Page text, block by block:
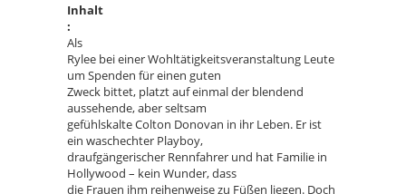
Inhalt
:
Als
Rylee bei einer Wohltätigkeitsveranstaltung Leute
um Spenden für einen guten
Zweck bittet, platzt auf einmal der blendend
aussehende, aber seltsam
gefühlskalte Colton Donovan in ihr Leben. Er ist
ein waschechter Playboy,
draufgängerischer Rennfahrer und hat Familie in
Hollywood – kein Wunder, dass
die Frauen ihm reihenweise zu Füßen liegen. Doch